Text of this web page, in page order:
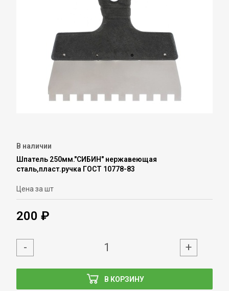
В наличии
Шпатель 250мм."СИБИН" нержавеющая
сталь,пласт.ручка ГОСТ 10778-83
Цена за шт
200 ₽
В КОРЗИНУ
- +